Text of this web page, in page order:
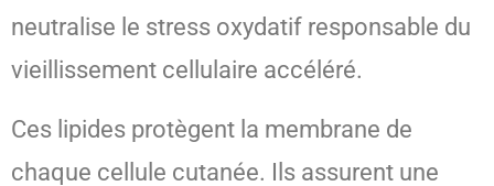
neutralise le stress oxydatif responsable du
vieillissement cellulaire accéléré.
Ces lipides protègent la membrane de
chaque cellule cutanée. Ils assurent une